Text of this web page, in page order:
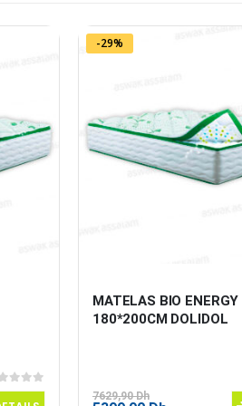
5
-29%
MATELAS BIO ENERGY
180*200CM DOLIDOL
7629,90Dh